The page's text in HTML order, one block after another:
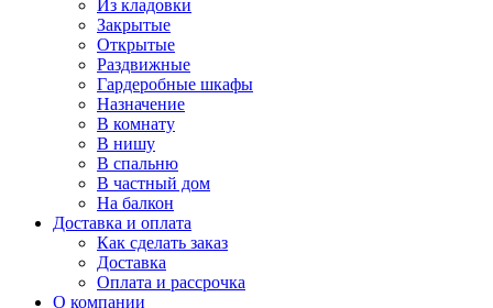
Из кладовки
Закрытые
Открытые
Раздвижные
Гардеробные шкафы
Назначение
В комнату
В нишу
В спальню
В частный дом
На балкон
Доставка и оплата
Как сделать заказ
Доставка
Оплата и рассрочка
О компании